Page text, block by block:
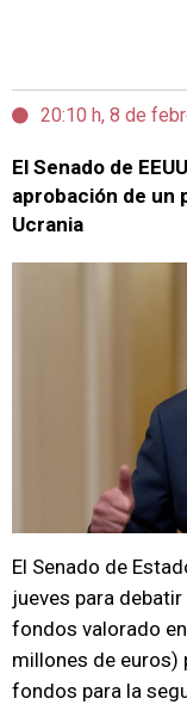
20:10 h, 8 de
El Senado de
aprobación de un
Ucrania
El Senado de
jueves para
fondos valorado
millones de euros)
fondos para la